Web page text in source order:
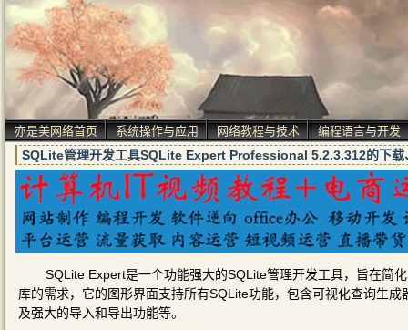
亦是美网络首页 系统操作与应用 网络教程与技术 编程语言与开发
SQLite管理开发工具SQLite Expert Professional 5.2.3.312的下载
SQLite Expert是一个功能强大的SQLite管理开发工具，旨在简
库的需求，它的图形界面支持所有SQLite功能，包含可视化查询生
及强大的导入和导出功能等。